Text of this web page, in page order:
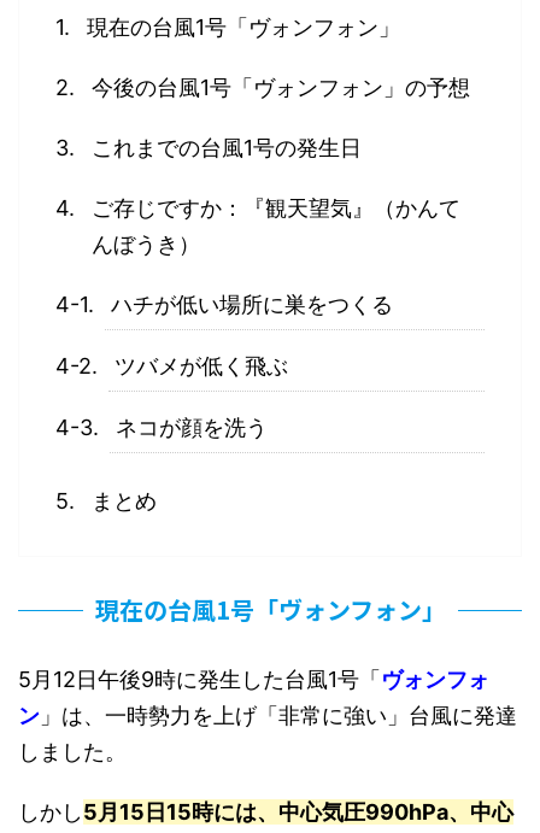
現在の台風1号「ヴォンフォン」
今後の台風1号「ヴォンフォン」の予想
これまでの台風1号の発生日
ご存じですか：『観天望気』（かんて
んぼうき）
ハチが低い場所に巣をつくる
ツバメが低く飛ぶ
ネコが顔を洗う
まとめ
現在の台風1号「ヴォンフォン」
5月12日午後9時に発生した台風1号「 ヴォンフォ
ン 」は、一時勢力を上げ「非常に強い」台風に発達
しました。
しかし5月15日15時には、中心気圧990hPa、中心